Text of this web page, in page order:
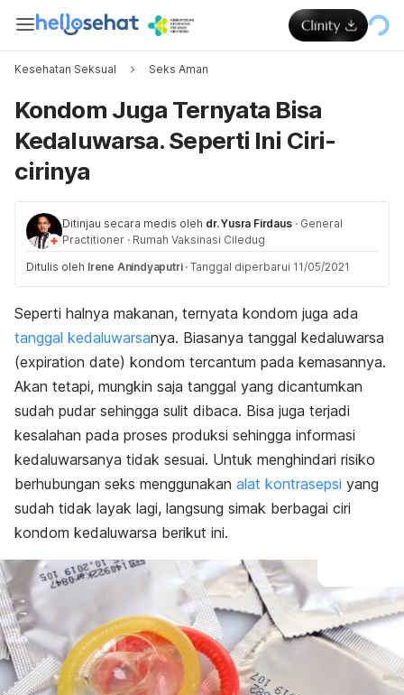
Kesehatan Seksual Seks Aman
Kondom Juga Ternyata Bisa
Kedaluwarsa. Seperti Ini Ciri-
cirinya
Ditinjau secara medis oleh dr. Yusra Firdaus · General
Practitioner · Rumah Vaksinasi Ciledug
Ditulis oleh Irene Anindyaputri · Tanggal diperbarui 11/05/2021
Seperti halnya makanan, ternyata kondom juga ada
tanggal kedaluwarsanya. Biasanya tanggal kedaluwarsa
(expiration date) kondom tercantum pada kemasannya.
Akan tetapi, mungkin saja tanggal yang dicantumkan
sudah pudar sehingga sulit dibaca. Bisa juga terjadi
kesalahan pada proses produksi sehingga informasi
kedaluwarsanya tidak sesuai. Untuk menghindari risiko
berhubungan seks menggunakan alat kontrasepsi yang
sudah tidak layak lagi, langsung simak berbagai ciri
kondom kedaluwarsa berikut ini.